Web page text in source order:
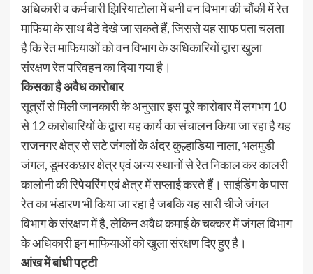
अधिकारी व कर्मचारी झिरियाटोला में बनी वन विभाग की चौंकी में रेत
माफिया के साथ बैठे देखे जा सकते हैं, जिससे यह साफ पता चलता
है कि रेत माफियाओं को वन विभाग के अधिकारियों द्वारा खुला
संरक्षण रेत परिवहन का दिया गया है।
किसका है अवैध कारोबार
सूत्रों से मिली जानकारी के अनुसार इस पूरे कारोबार में लगभग 10
से 12 कारोबारियों के द्वारा यह कार्य का संचालन किया जा रहा है यह
राजनगर क्षेत्र से सटे जंगलों के अंदर कुल्हाडिया नाला, भलमुडी
जंगल, डूमरकछार क्षेत्र एवं अन्य स्थानों से रेत निकाल कर कालरी
कालोनी की रिपेयरिंग एवं क्षेत्र में सप्लाई करते हैं। साईडिंग के पास
रेत का भंडारण भी किया जा रहा है जबकि यह सारी चीजे जंगल
विभाग के संरक्षण में है, लेकिन अवैध कमाई के चक्कर में जंगल विभाग
के अधिकारी इन माफियाओं को खुला संरक्षण दिए हुए है।
आंख में बांधी पट्टी